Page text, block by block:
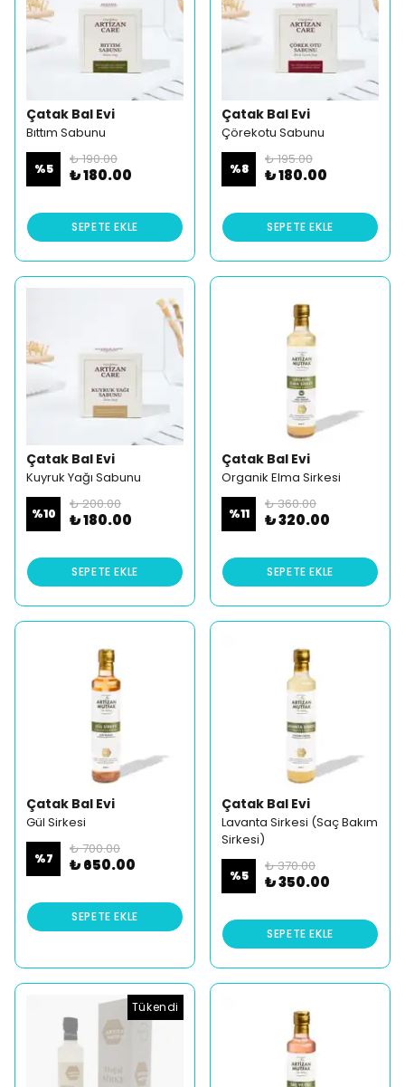
Çatak Bal Evi
Bıttım Sabunu
%5
₺ 190.00
₺ 180.00
SEPETE EKLE
Çatak Bal Evi
Çörekotu Sabunu
%8
₺ 195.00
₺ 180.00
SEPETE EKLE
Çatak Bal Evi
Kuyruk Yağı Sabunu
%10
₺ 200.00
₺ 180.00
SEPETE EKLE
Çatak Bal Evi
Organik Elma Sirkesi
%11
₺ 360.00
₺ 320.00
SEPETE EKLE
Çatak Bal Evi
Gül Sirkesi
%7
₺ 700.00
₺ 650.00
SEPETE EKLE
Çatak Bal Evi
Lavanta Sirkesi (Saç Bakım
Sirkesi)
%5
₺ 370.00
₺ 350.00
SEPETE EKLE
Tükendi